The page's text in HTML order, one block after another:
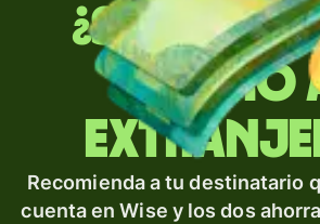
¿Sueles
dinero
Recomienda a tu destinatario
cuenta en Wise y los dos